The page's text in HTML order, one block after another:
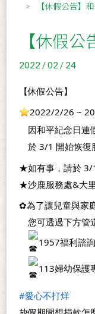
【休假公告】
【休假
2022 / 02 / 24
【休假公告】
2022/2/26 ~
因和平紀念日連
於 3/1 開始恢復
★如有事，請於 3/
★沙鹿服務處&大
✿為了讓兒童與家
您可透過下方管
1957福利諮
113婦幼保護
#愛心不打烊